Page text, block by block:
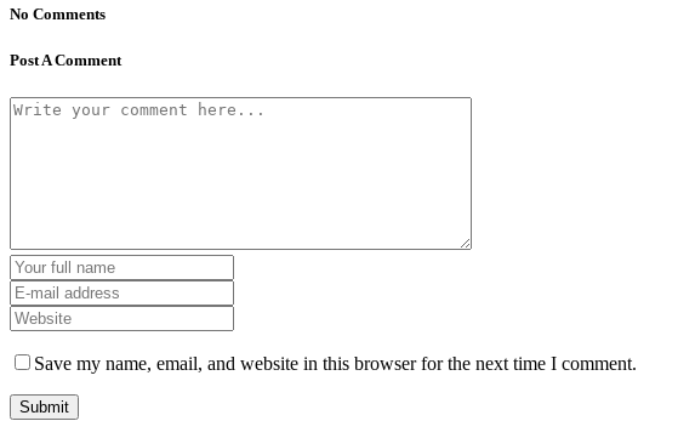
No Comments
Post A Comment
Save my name, email, and website in this browser for the next time I comment.